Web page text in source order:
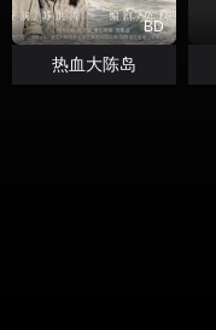
BD
热血大陈岛